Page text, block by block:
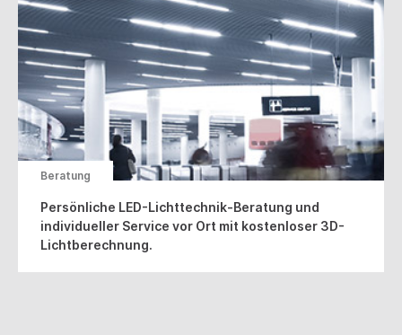
Beratung
Persönliche LED-Lichttechnik-Beratung und
individueller Service vor Ort mit kostenloser 3D-
Lichtberechnung.